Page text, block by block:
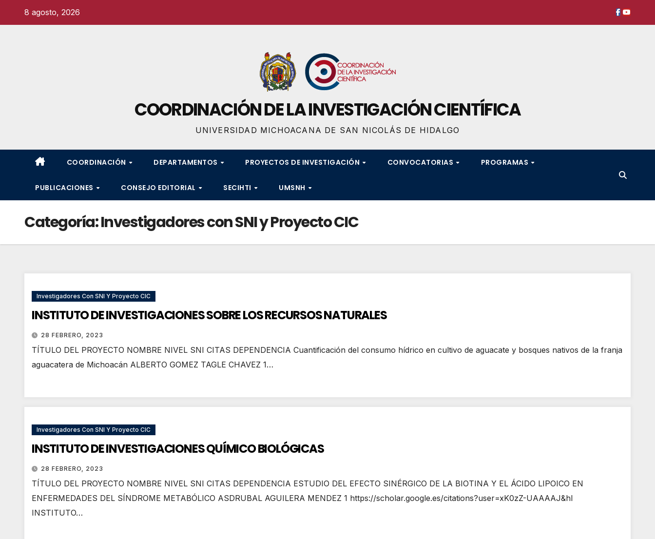
8 agosto, 2026
COORDINACIÓN DE LA INVESTIGACIÓN CIENTÍFICA
UNIVERSIDAD MICHOACANA DE SAN NICOLÁS DE HIDALGO
COORDINACIÓN DEPARTAMENTOS PROYECTOS DE INVESTIGACIÓN CONVOCATORIAS PROGRAMAS
PUBLICACIONES CONSEJO EDITORIAL SECIHTI UMSNH
Categoría:Investigadores con SNI y Proyecto CIC
Investigadores Con SNI Y Proyecto CIC
INSTITUTO DE INVESTIGACIONES SOBRE LOS RECURSOS NATURALES
28 FEBRERO, 2023
TÍTULO DEL PROYECTO NOMBRE NIVEL SNI CITAS DEPENDENCIA Cuantificación del consumo hídrico en cultivo de aguacate y bosques nativos de la franja
aguacatera de Michoacán ALBERTO GOMEZ TAGLE CHAVEZ 1…
Investigadores Con SNI Y Proyecto CIC
INSTITUTO DE INVESTIGACIONES QUÍMICO BIOLÓGICAS
28 FEBRERO, 2023
TÍTULO DEL PROYECTO NOMBRE NIVEL SNI CITAS DEPENDENCIA ESTUDIO DEL EFECTO SINÉRGICO DE LA BIOTINA Y EL ÁCIDO LIPOICO EN
ENFERMEDADES DEL SÍNDROME METABÓLICO ASDRUBAL AGUILERA MENDEZ 1 https://scholar.google.es/citations?user=xK0zZ-UAAAAJ&hl
INSTITUTO…